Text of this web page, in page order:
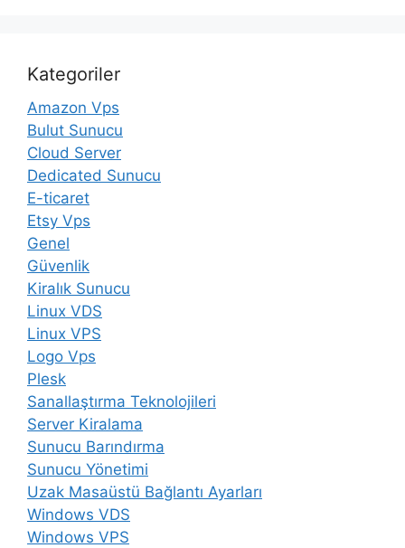
Kategoriler
Amazon Vps
Bulut Sunucu
Cloud Server
Dedicated Sunucu
E-ticaret
Etsy Vps
Genel
Güvenlik
Kiralık Sunucu
Linux VDS
Linux VPS
Logo Vps
Plesk
Sanallaştırma Teknolojileri
Server Kiralama
Sunucu Barındırma
Sunucu Yönetimi
Uzak Masaüstü Bağlantı Ayarları
Windows VDS
Windows VPS